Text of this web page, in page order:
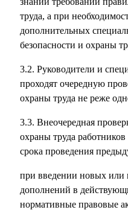
труда, а при
дополнительных
безопасности и охраны
3.2. Руководители и
проходят очередную
охраны труда не реже
3.3. Внеочередная
охраны труда
срока проведения
при введении новых или
дополнений в
нормативные правовые